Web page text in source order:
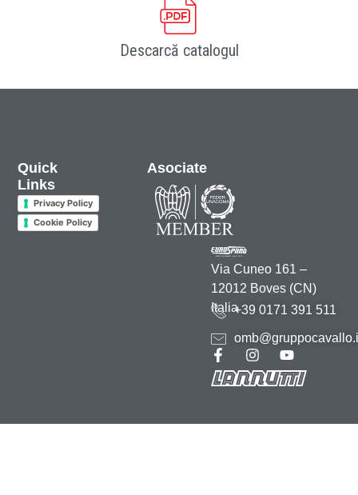
Descarcă catalogul
Via Cuneo 161 –
12012 Boves (CN)
Italia+39 0171 391 511
Quick
Links
Privacy Policy
Cookie Policy
Asociate